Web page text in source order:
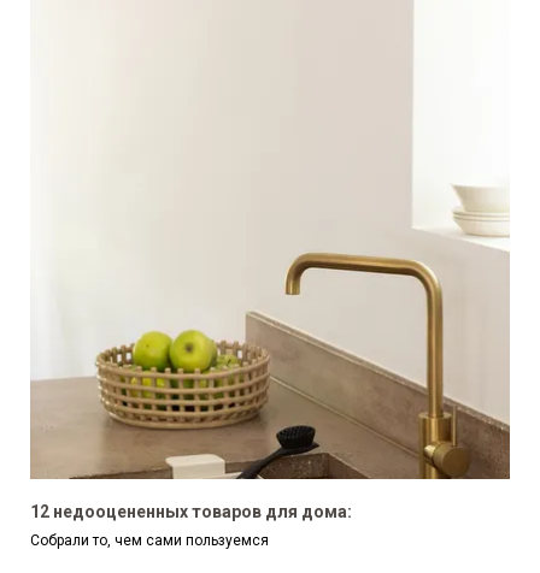
12 недооцененных товаров для дома:
Собрали то, чем сами пользуемся